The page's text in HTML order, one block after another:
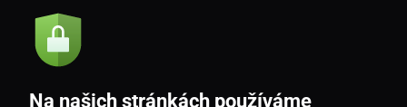
Akcie a novinky e-mailom
Na našich stránkách používáme